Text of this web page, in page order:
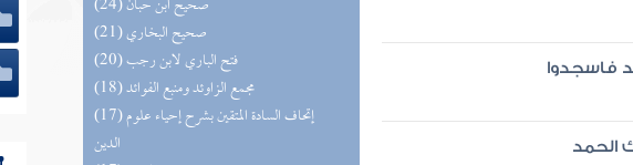
(21) صحيح البخاري
(20) فتح الباري لابن رجب
(18) مجمع الزاوئد ومنبع الفوائد
(17) إتحاف السادة المتقين بشرح إحياء علوم
الدين
فاسجدوا
الحمد